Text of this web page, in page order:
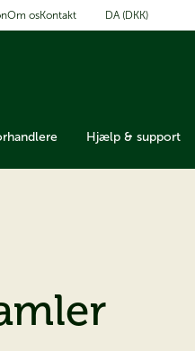
Om osKontakt DA (DKK)
Hjælp & support